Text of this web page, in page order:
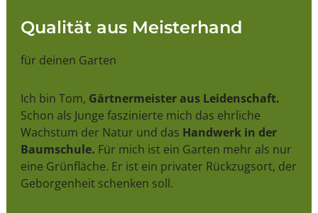
Qualität aus Meisterhand
für deinen Garten
Ich bin Tom, Gärtnermeister aus Leidenschaft.
Schon als Junge faszinierte mich das ehrliche
Wachstum der Natur und das Handwerk in der
Baumschule. Für mich ist ein Garten mehr als nur
eine Grünfläche. Er ist ein privater Rückzugsort, der
Geborgenheit schenken soll.